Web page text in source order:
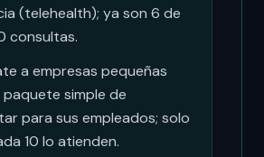
(telehealth); ya son 6 de
consultas.
a empresas pequeñas
simple de
para sus empleados; solo
10 lo atienden.